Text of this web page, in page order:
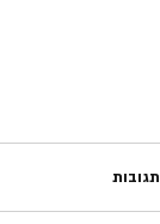
תגובות